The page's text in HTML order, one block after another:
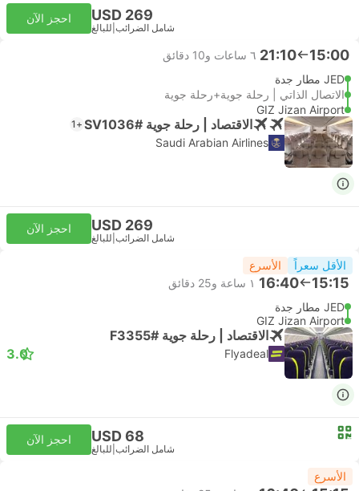
USD 269
شامل الضرائب للبالغ
احجز الآن
15:00
21:10 ٦ ساعات و‫10 دقائق
JED مطار جدة
الاتصال الذاتي | رحلة جوية+رحلة جوية
GIZ Jizan Airport
الاقتصاد | رحلة جوية #SV1036 +1
Saudi Arabian Airlines
USD 269
شامل الضرائب للبالغ
احجز الآن
الأقل سعراً الأسرع
15:15
16:40 ١ ساعة و‫25 دقائق
JED مطار جدة
GIZ Jizan Airport
الاقتصاد | رحلة جوية #F3355
Flyadeal
3.0
USD 68
شامل الضرائب للبالغ
احجز الآن
الأسرع